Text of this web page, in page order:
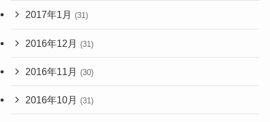
2017年1月 (31)
2016年12月 (31)
2016年11月 (30)
2016年10月 (31)